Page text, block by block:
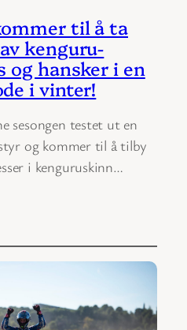
til å ta
kenguru-
og hansker i en
i vinter!
sesongen testet ut en
og kommer til å tilby
i kenguruskinn…